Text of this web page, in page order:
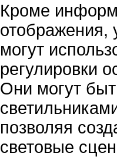
Кроме
отображения,
могут
регулировки
Они могут
позволяя
световые